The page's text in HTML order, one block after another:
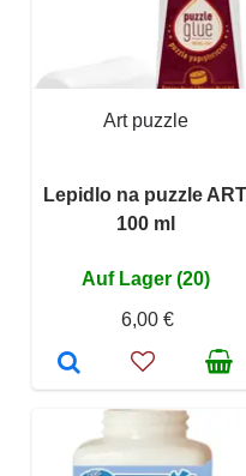
Art puzzle
Lepidlo na puzzle ART
100 ml
Auf Lager (20)
6,00 €